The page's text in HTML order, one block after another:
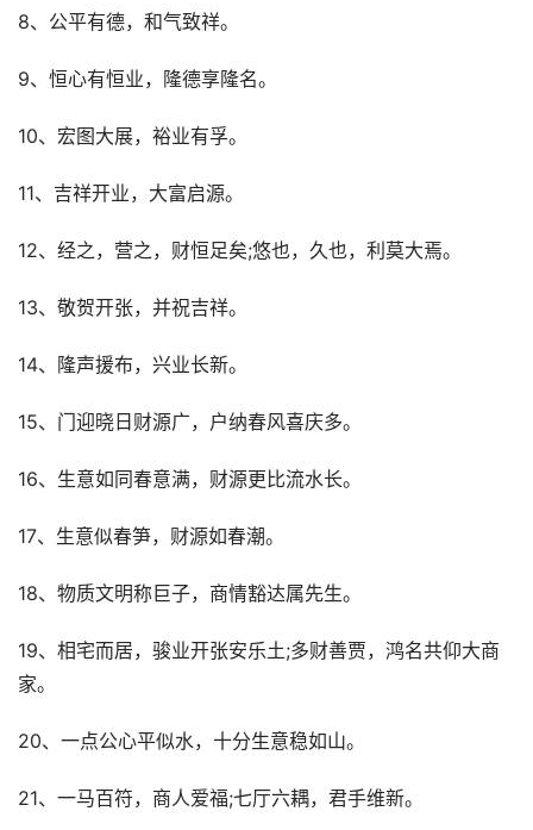
8、公平有德，和气致祥。
9、恒心有恒业，隆德享隆名。
10、宏图大展，裕业有孚。
11、吉祥开业，大富启源。
12、经之，营之，财恒足矣;悠也，久也，利莫大焉。
13、敬贺开张，并祝吉祥。
14、隆声援布，兴业长新。
15、门迎晓日财源广，户纳春风喜庆多。
16、生意如同春意满，财源更比流水长。
17、生意似春笋，财源如春潮。
18、物质文明称巨子，商情豁达属先生。
19、相宅而居，骏业开张安乐土;多财善贾，鸿名共仰大商
家。
20、一点公心平似水，十分生意稳如山。
21、一马百符，商人爱福;七厅六耦，君手维新。